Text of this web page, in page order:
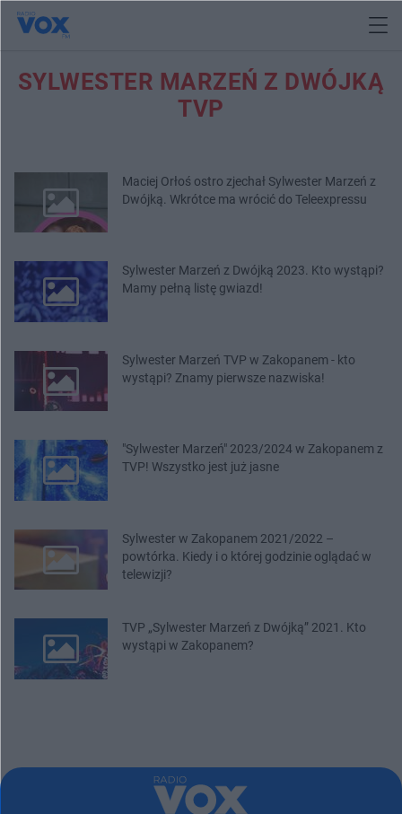
SYLWESTER MARZEŃ Z DWÓJKĄ
TVP
Maciej Orłoś ostro zjechał Sylwester Marzeń z
Dwójką. Wkrótce ma wrócić do Teleexpressu
Sylwester Marzeń z Dwójką 2023. Kto wystąpi?
Mamy pełną listę gwiazd!
Sylwester Marzeń TVP w Zakopanem - kto
wystąpi? Znamy pierwsze nazwiska!
"Sylwester Marzeń" 2023/2024 w Zakopanem z
TVP! Wszystko jest już jasne
Sylwester w Zakopanem 2021/2022 –
powtórka. Kiedy i o której godzinie oglądać w
telewizji?
TVP „Sylwester Marzeń z Dwójką” 2021. Kto
wystąpi w Zakopanem?